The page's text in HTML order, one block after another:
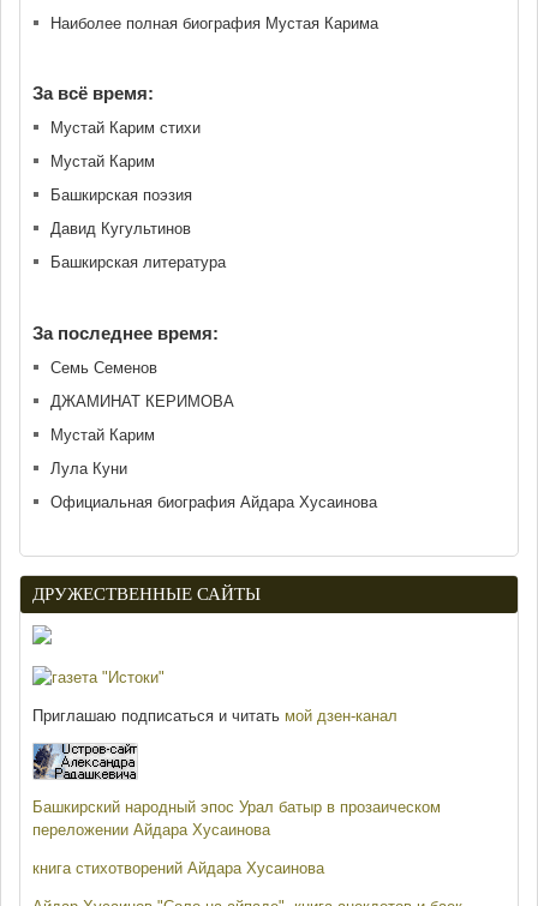
Наиболее полная биография Мустая Карима
За всё время:
Мустай Карим стихи
Мустай Карим
Башкирская поэзия
Давид Кугультинов
Башкирская литература
За последнее время:
Семь Семенов
ДЖАМИНАТ КЕРИМОВА
Мустай Карим
Лула Куни
Официальная биография Айдара Хусаинова
ДРУЖЕСТВЕННЫЕ САЙТЫ
Приглашаю подписаться и читать мой дзен-канал
Башкирский народный эпос Урал батыр в прозаическом
переложении Айдара Хусаинова
книга стихотворений Айдара Хусаинова